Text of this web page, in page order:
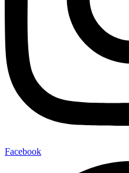
Facebook